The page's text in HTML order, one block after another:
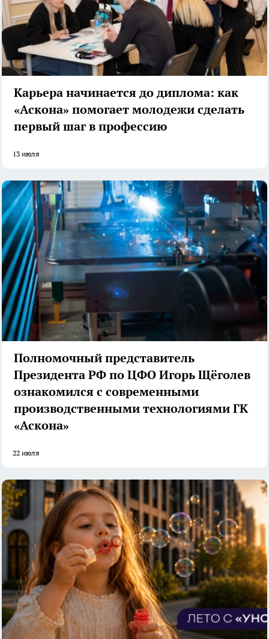
Карьера начинается до диплома: как
«Аскона» помогает молодежи сделать
первый шаг в профессию
13 июля
Полномочный представитель
Президента РФ по ЦФО Игорь Щёголев
ознакомился с современными
производственными технологиями ГК
«Аскона»
22 июля